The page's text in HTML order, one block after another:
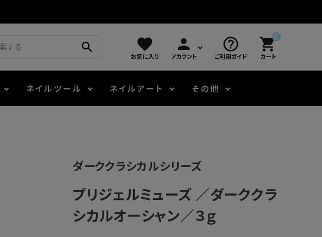
search favorite
お気に入り
person
アカウント
help_outline
ご利用ガイド
0
shopping_cart
カート
アートインク
ニュアンスジェル
ネイルツール
容器・ポーチ
ネイルアート
その他
その他
ダーククラシカルシリーズ
プリジェルミューズ ／ダーククラ
シカルオーシャン／３ｇ